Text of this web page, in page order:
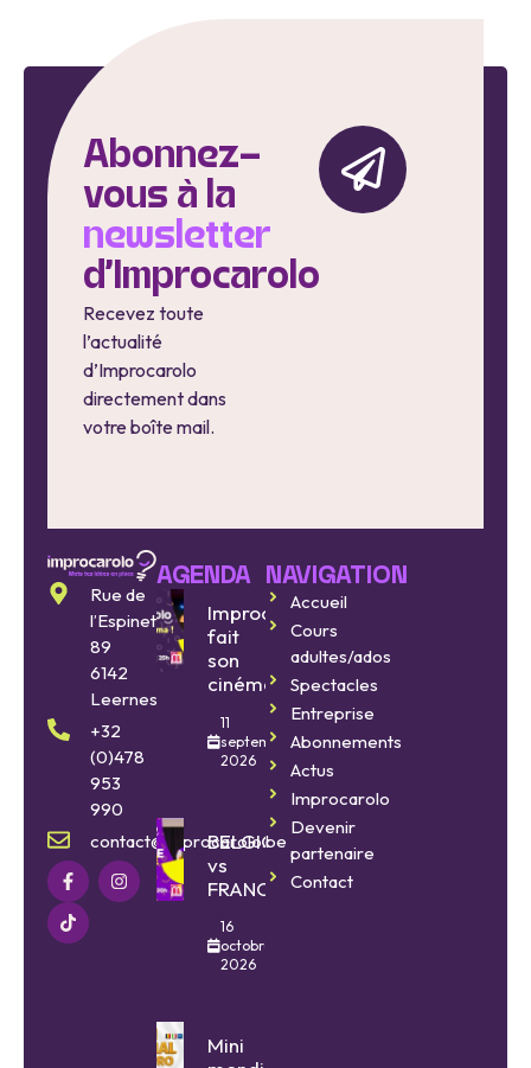
Abonnez-
vous à la
newsletter
d'Improcarolo
Recevez toute
l’actualité
d’Improcarolo
directement dans
votre boîte mail.
Rue de
l’Espinette
89
6142
Leernes
+32
(0)478
953
990
contact@improcarolo.be
AGENDA
Improcarolo
fait
son
cinéma
11
septembre
2026
BELGIQUE
vs
FRANCE
16
octobre
2026
Mini
NAVIGATION
Accueil
Cours
adultes/ados
Spectacles
Entreprise
Abonnements
Actus
Improcarolo
Devenir
partenaire
Contact